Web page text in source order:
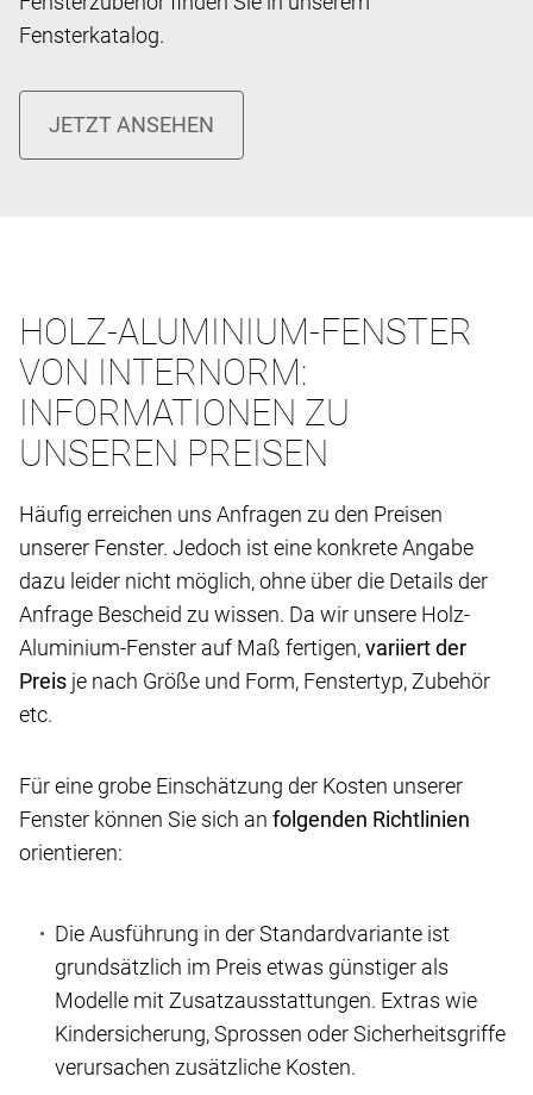
Fensterkatalog.
HOLZ-ALUMINIUM-FENSTER
VON INTERNORM:
INFORMATIONEN ZU
UNSEREN PREISEN
Häufig erreichen uns Anfragen zu den Preisen
unserer Fenster. Jedoch ist eine konkrete Angabe
dazu leider nicht möglich, ohne über die Details der
Anfrage Bescheid zu wissen. Da wir unsere Holz-
Aluminium-Fenster auf Maß fertigen,variiert der
Preis je nach Größe und Form, Fenstertyp, Zubehör
etc.
Für eine grobe Einschätzung der Kosten unserer
Fenster können Sie sich an folgenden Richtlinien
orientieren:
Die Ausführung in der Standardvariante ist
grundsätzlich im Preis etwas günstiger als
Modelle mit Zusatzausstattungen. Extras wie
Kindersicherung, Sprossen oder Sicherheitsgriffe
verursachen zusätzliche Kosten.